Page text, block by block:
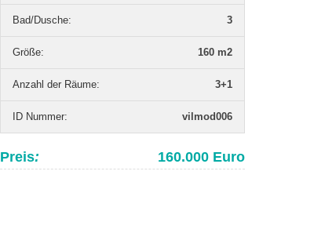
Bad/Dusche: 3
Grö­ße: 160 m2
Anzahl der Räume: 3+1
ID Nummer: vilmod006
Preis: 160.000 Euro